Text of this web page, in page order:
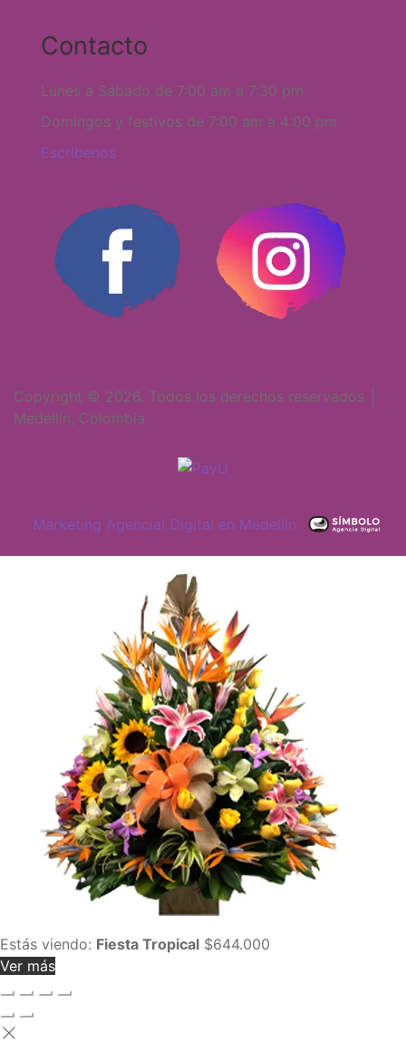
Contacto
Lunes a Sábado de 7:00 am a 7:30 pm
Domingos y festivos de 7:00 am a 4:00 pm
Escríbenos
Copyright © 2026. Todos los derechos reservados │
Medellín, Colombia
Marketing Agencial Digital en Medellín
Estás viendo: Fiesta Tropical $644.000
Ver más